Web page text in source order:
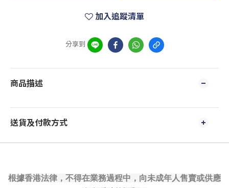
加入追蹤清單
分享到
商品描述
送貨及付款方式
根據香港法律，不得在業務過程中，向未成年人售賣或供應